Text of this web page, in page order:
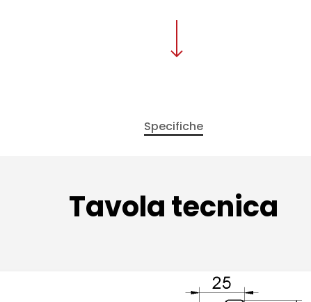
Specifiche
Tavola tecnica